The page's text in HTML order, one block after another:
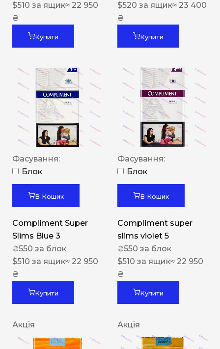
$510 за ящик≈ 22 950
₴
Купити
$520 за ящик≈ 23 400
₴
Купити
Фасування:
Блок
В Кошик
Compliment Super
Slims Blue 3
₴550 за блок
$510 за ящик≈ 22 950
₴
Купити
Фасування:
Блок
В Кошик
Compliment super
slims violet 5
₴550 за блок
$510 за ящик≈ 22 950
₴
Купити
Акція Акція